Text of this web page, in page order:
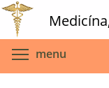
Skip
main
contentmenu